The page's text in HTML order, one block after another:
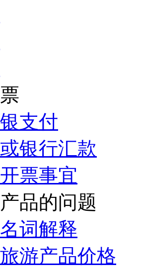
支付
银行汇款
票事宜
品的问题
词解释
游产品价格